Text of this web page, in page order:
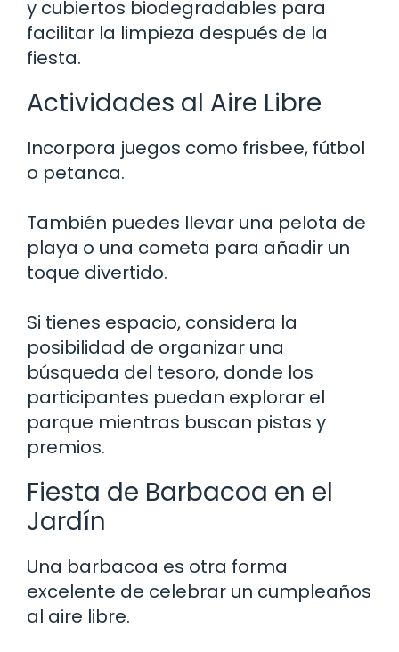
y cubiertos biodegradables para
facilitar la limpieza después de la
fiesta.
Actividades al Aire Libre
Incorpora juegos como frisbee, fútbol
o petanca.
También puedes llevar una pelota de
playa o una cometa para añadir un
toque divertido.
Si tienes espacio, considera la
posibilidad de organizar una
búsqueda del tesoro, donde los
participantes puedan explorar el
parque mientras buscan pistas y
premios.
Fiesta de Barbacoa en el
Jardín
Una barbacoa es otra forma
excelente de celebrar un cumpleaños
al aire libre.